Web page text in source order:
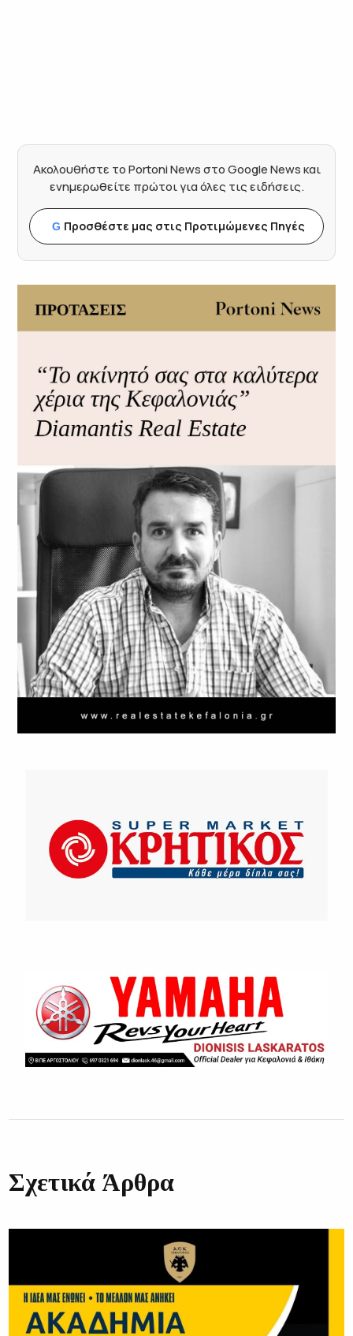
Ακολουθήστε το Portoni News στο Google News και
ενημερωθείτε πρώτοι για όλες τις ειδήσεις.
G Προσθέστε μας στις Προτιμώμενες Πηγές
Σχετικά Άρθρα